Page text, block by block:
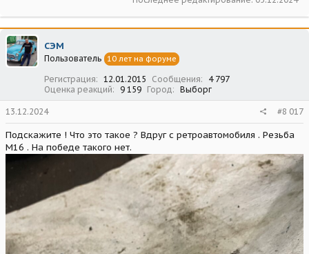
СЭМ
Пользователь 10 лет на форуме
Регистрация 12.01.2015 Сообщения
4 797
Оценка реакций
9 159 Город Выборг
13.12.2024 #8 017
Подскажите ! Что это такое ? Вдруг с ретроавтомобиля . Резьба
М16 . На победе такого нет.